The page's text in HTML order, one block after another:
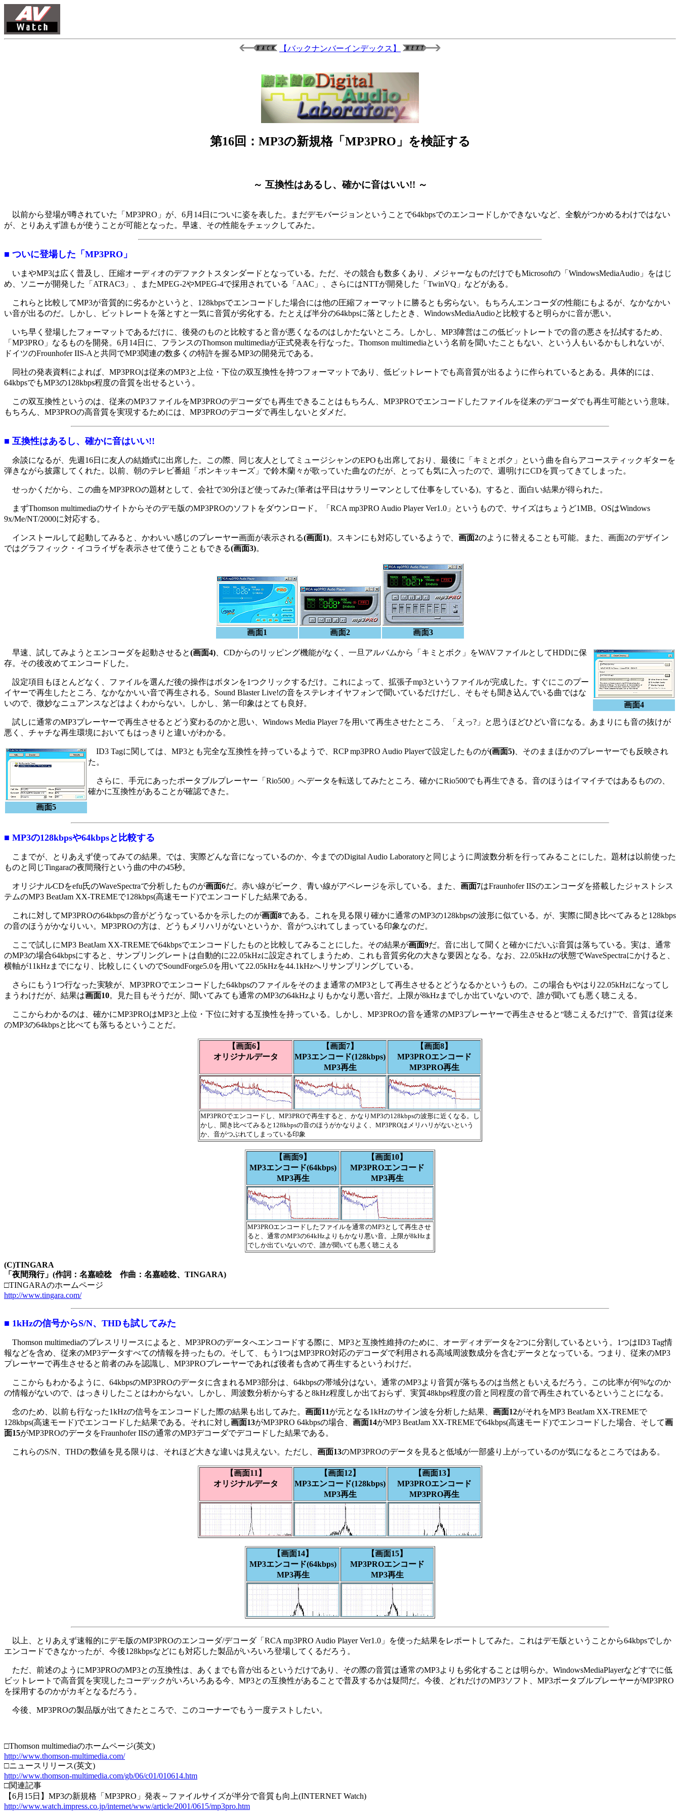
【バックナンバーインデックス】
第16回：MP3の新規格「MP3PRO」を検証する
～ 互換性はあるし、確かに音はいい!! ～
以前から登場が噂されていた「MP3PRO」が、6月14日についに姿を表した。まだデモバージョンということで64kbpsでのエンコードしかできないなど、全貌がつかめるわけではない
が、とりあえず誰もが使うことが可能となった。早速、その性能をチェックしてみた。
■ ついに登場した「MP3PRO」
いまやMP3は広く普及し、圧縮オーディオのデファクトスタンダードとなっている。ただ、その競合も数多くあり、メジャーなものだけでもMicrosoftの「WindowsMediaAudio」をはじ
め、ソニーが開発した「ATRAC3」、またMPEG-2やMPEG-4で採用されている「AAC」、さらにはNTTが開発した「TwinVQ」などがある。
これらと比較してMP3が音質的に劣るかというと、128kbpsでエンコードした場合には他の圧縮フォーマットに勝るとも劣らない。もちろんエンコーダの性能にもよるが、なかなかい
い音が出るのだ。しかし、ビットレートを落とすと一気に音質が劣化する。たとえば半分の64kbpsに落としたとき、WindowsMediaAudioと比較すると明らかに音が悪い。
いち早く登場したフォーマットであるだけに、後発のものと比較すると音が悪くなるのはしかたないところ。しかし、MP3陣営はこの低ビットレートでの音の悪さを払拭するため、
「MP3PRO」なるものを開発。6月14日に、フランスのThomson multimediaが正式発表を行なった。Thomson multimediaという名前を聞いたこともない、という人もいるかもしれないが、
ドイツのFrounhofer IIS-Aと共同でMP3関連の数多くの特許を握るMP3の開発元である。
同社の発表資料によれば、MP3PROは従来のMP3と上位・下位の双互換性を持つフォーマットであり、低ビットレートでも高音質が出るように作られているとある。具体的には、
64kbpsでもMP3の128kbps程度の音質を出せるという。
この双互換性というのは、従来のMP3ファイルをMP3PROのデコーダでも再生できることはもちろん、MP3PROでエンコードしたファイルを従来のデコーダでも再生可能という意味。
もちろん、MP3PROの高音質を実現するためには、MP3PROのデコーダで再生しないとダメだ。
■ 互換性はあるし、確かに音はいい!!
余談になるが、先週16日に友人の結婚式に出席した。この際、同じ友人としてミュージシャンのEPOも出席しており、最後に「キミとボク」という曲を自らアコースティックギターを
弾きながら披露してくれた。以前、朝のテレビ番組「ポンキッキーズ」で鈴木蘭々が歌っていた曲なのだが、とっても気に入ったので、週明けにCDを買ってきてしまった。
せっかくだから、この曲をMP3PROの題材として、会社で30分ほど使ってみた(筆者は平日はサラリーマンとして仕事をしている)。すると、面白い結果が得られた。
まずThomson multimediaのサイトからそのデモ版のMP3PROのソフトをダウンロード。「RCA mp3PRO Audio Player Ver1.0」というもので、サイズはちょうど1MB。OSはWindows
9x/Me/NT/2000に対応する。
インストールして起動してみると、かわいい感じのプレーヤー画面が表示される(画面1)。スキンにも対応しているようで、 画面2のように替えることも可能。また、画面2のデザイン
ではグラフィック・イコライザを表示させて使うこともできる(画面3)。
画面1 画面2 画面3
画面4
早速、試してみようとエンコーダを起動させると(画面4) 、CDからのリッピング機能がなく、一旦アルバムから「キミとボク」をWAVファイルとしてHDDに保
存。その後改めてエンコードした。
設定項目もほとんどなく、ファイルを選んだ後の操作はボタンを1つクリックするだけ。これによって、拡張子mp3というファイルが完成した。すぐにこのプー
イヤーで再生したところ、なかなかいい音で再生される。Sound Blaster Live!の音をステレオイヤフォンで聞いているだけだし、そもそも聞き込んでいる曲ではな
いので、微妙なニュアンスなどはよくわからない。しかし、第一印象はとても良好。
試しに通常のMP3プレーヤーで再生させるとどう変わるのかと思い、Windows Media Player 7を用いて再生させたところ、「えっ?」と思うほどひどい音になる。あまりにも音の抜けが
悪く、チャチな再生環境においてもはっきりと違いがわかる。
画面5
ID3 Tagに関しては、MP3とも完全な互換性を持っているようで、RCP mp3PRO Audio Playerで設定したものが(画面5) 、そのままほかのプレーヤーでも反映され
た。
さらに、手元にあったポータブルプレーヤー「Rio500」へデータを転送してみたところ、確かにRio500でも再生できる。音のほうはイマイチではあるものの、
確かに互換性があることが確認できた。
■ MP3の128kbpsや64kbpsと比較する
こまでが、とりあえず使ってみての結果。では、実際どんな音になっているのか、今までのDigital Audio Laboratoryと同じように周波数分析を行ってみることにした。題材は以前使った
ものと同じTingaraの夜間飛行という曲の中の45秒。
オリジナルCDをefu氏のWaveSpectraで分析したものが画面6だ。赤い線がピーク、青い線がアベレージを示している。また、 画面7はFraunhofer IISのエンコーダを搭載したジャストシス
テムのMP3 BeatJam XX-TREMEで128kbps(高速モード)でエンコードした結果である。
これに対してMP3PROの64kbpsの音がどうなっているかを示したのが画面8である。これを見る限り確かに通常のMP3の128kbpsの波形に似ている。が、実際に聞き比べてみると128kbps
の音のほうがかなりいい。MP3PROの方は、どうもメリハリがないというか、音がつぶれてしまっている印象なのだ。
ここで試しにMP3 BeatJam XX-TREMEで64kbpsでエンコードしたものと比較してみることにした。その結果が画面9だ。音に出して聞くと確かにだいぶ音質は落ちている。実は、通常
のMP3の場合64kbpsにすると、サンプリングレートは自動的に22.05kHzに設定されてしまうため、これも音質劣化の大きな要因となる。なお、22.05kHzの状態でWaveSpectraにかけると、
横軸が11kHzまでになり、比較しにくいのでSoundForge5.0を用いて22.05kHzを44.1kHzへリサンプリングしている。
さらにもう1つ行なった実験が、MP3PROでエンコードした64kbpsのファイルをそのまま通常のMP3として再生させるとどうなるかというもの。この場合もやはり22.05kHzになってし
まうわけだが、結果は画面10。見た目もそうだが、聞いてみても通常のMP3の64kHzよりもかなり悪い音だ。上限が8kHzまでしか出ていないので、誰が聞いても悪く聴こえる。
ここからわかるのは、確かにMP3PROはMP3と上位・下位に対する互換性を持っている。しかし、MP3PROの音を通常のMP3プレーヤーで再生させると“聴こえるだけ”で、音質は従来
のMP3の64kbpsと比べても落ちるということだ。
【画面6】
オリジナルデータ
【画面7】
MP3エンコード(128kbps)
MP3再生
【画面8】
MP3PROエンコード
MP3PRO再生
MP3PROでエンコードし、MP3PROで再生すると、かなりMP3の128kbpsの波形に近くなる。し
かし、聞き比べてみると128kbpsの音のほうがかなりよく、MP3PROはメリハリがないという
か、音がつぶれてしまっている印象
【画面9】
MP3エンコード(64kbps)
MP3再生
【画面10】
MP3PROエンコード
MP3再生
MP3PROエンコードしたファイルを通常のMP3として再生させ
ると、通常のMP3の64kHzよりもかなり悪い音。上限が8kHzま
でしか出ていないので、誰が聞いても悪く聴こえる
(C)TINGARA
「夜間飛行」(作詞：名嘉睦稔 作曲：名嘉睦稔、TINGARA)
□TINGARAのホームページ
http://www.tingara.com/
■ 1kHzの信号からS/N、THDも試してみた
Thomson multimediaのプレスリリースによると、MP3PROのデータへエンコードする際に、MP3と互換性維持のために、オーディオデータを2つに分割しているという。1つはID3 Tag情
報などを含め、従来のMP3データすべての情報を持ったもの。そして、もう1つはMP3PRO対応のデコーダで利用される高域周波数成分を含むデータとなっている。つまり、従来のMP3
プレーヤーで再生させると前者のみを認識し、MP3PROプレーヤーであれば後者も含めて再生するというわけだ。
ここからもわかるように、64kbpsのMP3PROのデータに含まれるMP3部分は、64kbpsの帯域分はない。通常のMP3より音質が落ちるのは当然ともいえるだろう。この比率が何%なのか
の情報がないので、はっきりしたことはわからない。しかし、周波数分析からすると8kHz程度しか出ておらず、実質48kbps程度の音と同程度の音で再生されているということになる。
念のため、以前も行なった1kHzの信号をエンコードした際の結果も出してみた。 画面11が元となる1kHzのサイン波を分析した結果、 画面12がそれをMP3 BeatJam XX-TREMEで
128kbps(高速モード)でエンコードした結果である。それに対し画面13がMP3PRO 64kbpsの場合、 画面14がMP3 BeatJam XX-TREMEで64kbps(高速モード)でエンコードした場合、そして画
面15がMP3PROのデータをFraunhofer IISの通常のMP3デコーダでデコードした結果である。
これらのS/N、THDの数値を見る限りは、それほど大きな違いは見えない。ただし、 画面13のMP3PROのデータを見ると低域が一部盛り上がっているのが気になるところではある。
【画面11】
オリジナルデータ
【画面12】
MP3エンコード(128kbps)
MP3再生
【画面13】
MP3PROエンコード
MP3PRO再生
【画面14】
MP3エンコード(64kbps)
MP3再生
【画面15】
MP3PROエンコード
MP3再生
以上、とりあえず速報的にデモ版のMP3PROのエンコーダ/デコーダ「RCA mp3PRO Audio Player Ver1.0」を使った結果をレポートしてみた。これはデモ版ということから64kbpsでしか
エンコードできなかったが、今後128kbpsなどにも対応した製品がいろいろ登場してくるだろう。
ただ、前述のようにMP3PROのMP3との互換性は、あくまでも音が出るというだけであり、その際の音質は通常のMP3よりも劣化することは明らか。WindowsMediaPlayerなどすでに低
ビットレートで高音質を実現したコーデックがいろいろある今、MP3との互換性があることで普及するかは疑問だ。今後、どれだけのMP3ソフト、MP3ポータブルプレーヤーがMP3PRO
を採用するのかがカギとなるだろう。
今後、MP3PROの製品版が出てきたところで、このコーナーでもう一度テストしたい。
□Thomson multimediaのホームページ(英文)
http://www.thomson-multimedia.com/
□ニュースリリース(英文)
http://www.thomson-multimedia.com/gb/06/c01/010614.htm
□関連記事
【6月15日】MP3の新規格「MP3PRO」発表～ファイルサイズが半分で音質も向上(INTERNET Watch)
http://www.watch.impress.co.jp/internet/www/article/2001/0615/mp3pro.htm